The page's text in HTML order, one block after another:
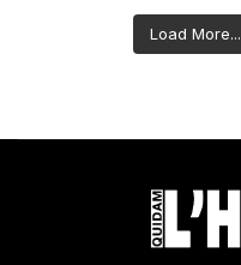
Load More...